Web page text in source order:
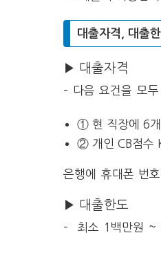
대출자격, 대출
▶ 대출자격
– 다음 요건을 모
① 현 직장에 6개
② 개인 CB점수
은행에 휴대폰 번
▶ 대출한도
– 최소 1백만원 ~